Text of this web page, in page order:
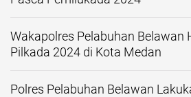
Wakapolres Pelabuhan Belawan
Pilkada 2024 di Kota Medan
Polres Pelabuhan Belawan